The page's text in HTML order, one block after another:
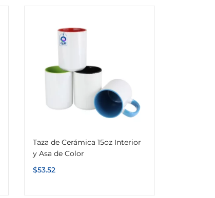
Taza de Cerámica 15oz Interior
y Asa de Color
$53.52